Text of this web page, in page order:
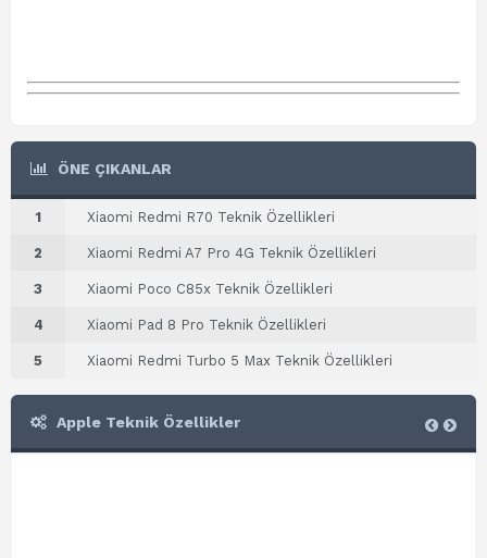
ÖNE ÇIKANLAR
1 Xiaomi Redmi R70 Teknik Özellikleri
2 Xiaomi Redmi A7 Pro 4G Teknik Özellikleri
3 Xiaomi Poco C85x Teknik Özellikleri
4 Xiaomi Pad 8 Pro Teknik Özellikleri
5 Xiaomi Redmi Turbo 5 Max Teknik Özellikleri
Apple Teknik Özellikler